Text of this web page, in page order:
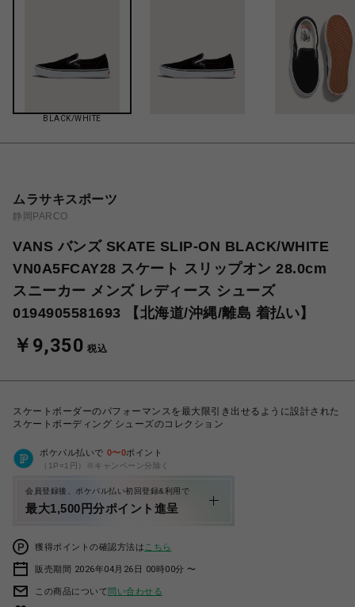
BLACK/WHITE
ムラサキスポーツ
静岡PARCO
VANS バンズ SKATE SLIP-ON BLACK/WHITE
VN0A5FCAY28 スケート スリップオン 28.0cm
スニーカー メンズ レディース シューズ
0194905581693 【北海道/沖縄/離島 着払い】
￥9,350 税込
スケートボーダーのパフォーマンスを最大限引き出せるように設計された
スケートボーディング シューズのコレクション
ポケパル払いで 0〜0ポイント
（1P=1円）※キャンペーン分除く
会員登録後、ポケパル払い初回登録&利用で
最大1,500円分ポイント進呈
獲得ポイントの確認方法は こちら
販売期間 2026年04月26日 00時00分 〜
この商品について問い合わせる